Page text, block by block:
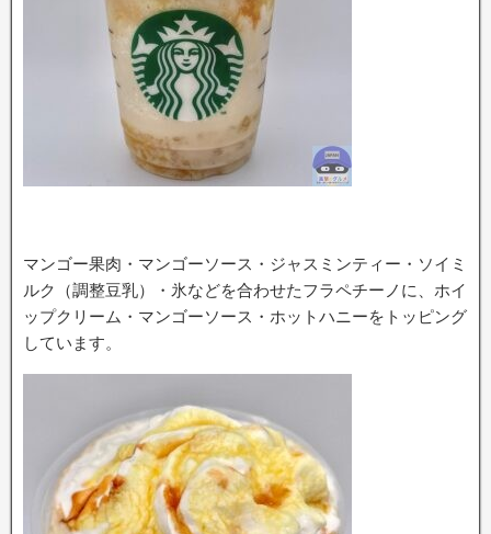
マンゴー果肉・マンゴーソース・ジャスミンティー・ソイミ
ルク（調整豆乳）・氷などを合わせたフラペチーノに、ホイ
ップクリーム・マンゴーソース・ホットハニーをトッピング
しています。